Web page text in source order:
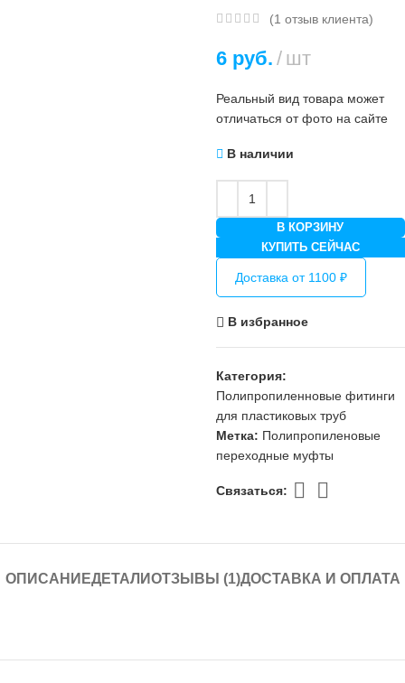
(1 отзыв клиента)
6руб. шт
Реальный вид товара может
отличаться от фото на сайте
В наличии
В КОРЗИНУ
КУПИТЬ СЕЙЧАС
Доставка от 1100 ₽
В избранное
Категория:
Полипропиленновые фитинги
для пластиковых труб
Метка: Полипропиленовые
переходные муфты
Связаться:
ОПИСАНИЕДЕТАЛИОТЗЫВЫ (1)ДОСТАВКА И ОПЛАТА